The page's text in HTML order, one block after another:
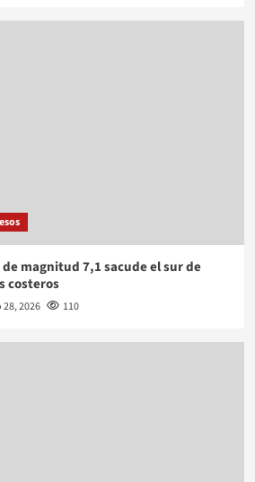
magnitud 7,1 sacude el sur de
costeros
2026 110